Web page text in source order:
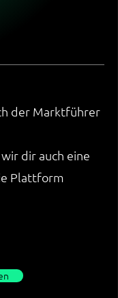
der Marktführer
dir auch eine
Plattform